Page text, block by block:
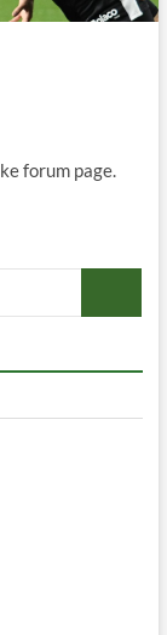
forum page.